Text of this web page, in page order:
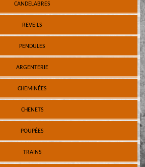
CANDELABRES
REVEILS
PENDULES
ARGENTERIE
CHEMINÉES
CHENETS
POUPÉES
TRAINS